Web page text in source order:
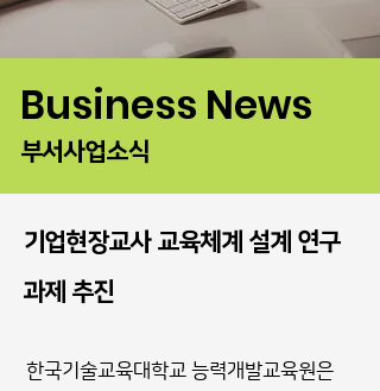
Business News
부서사업소식
기업현장교사 교육체계 설계 연구
과제 추진
한국기술교육대학교 능력개발교육원은